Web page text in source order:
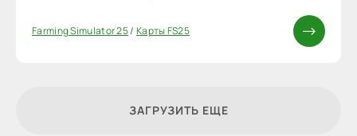
Farming Simulator 25/ Карты FS25
ЗАГРУЗИТЬ ЕЩЕ